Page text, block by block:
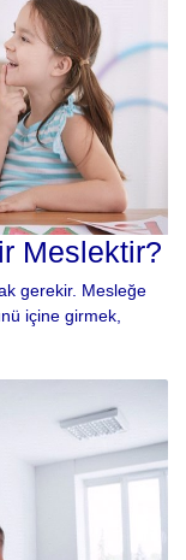
Meslektir?
gerekir. Mesleğe
içine girmek,